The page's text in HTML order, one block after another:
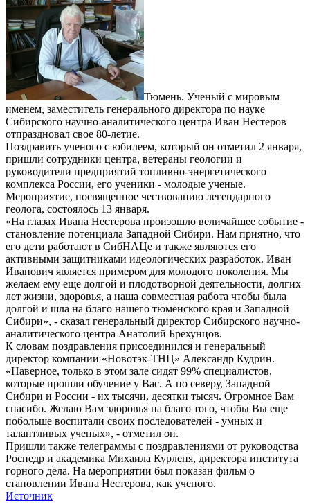
Тюмень. Ученый с мировым
именем, заместитель генерального директора по науке
Сибирского научно-аналитического центра Иван Нестеров
отпраздновал свое 80-летие.
Поздравить ученого с юбилеем, который он отметил 2 января,
пришли сотрудники центра, ветераны геологии и
руководители предприятий топливно-энергетического
комплекса России, его ученики - молодые ученые.
Мероприятие, посвященное чествованию легендарного
геолога, состоялось 13 января.
«На глазах Ивана Нестерова произошло величайшее событие -
становление потенциала Западной Сибири. Нам приятно, что
его дети работают в СибНАЦе и также являются его
активными защитниками идеологических разработок. Иван
Иванович является примером для молодого поколения. Мы
желаем ему еще долгой и плодотворной деятельности, долгих
лет жизни, здоровья, а наша совместная работа чтобы была
долгой и шла на благо нашего тюменского края и Западной
Сибири», - сказал генеральный директор Сибирского научно-
аналитического центра Анатолий Брехунцов.
К словам поздравления присоединился и генеральный
директор компании «Новотэк-ТНЦ» Александр Кудрин.
«Наверное, только в этом зале сидят 99% специалистов,
которые прошли обучение у Вас. А по северу, Западной
Сибири и России - их тысячи, десятки тысяч. Огромное Вам
спасибо. Желаю Вам здоровья на благо того, чтобы Вы еще
побольше воспитали своих последователей - умных и
талантливых ученых», - отметил он.
Пришли также телеграммы с поздравлениями от руководства
Роснедр и академика Михаила Курленя, директора института
горного дела. На мероприятии был показан фильм о
становлении Ивана Нестерова, как ученого.
Источник